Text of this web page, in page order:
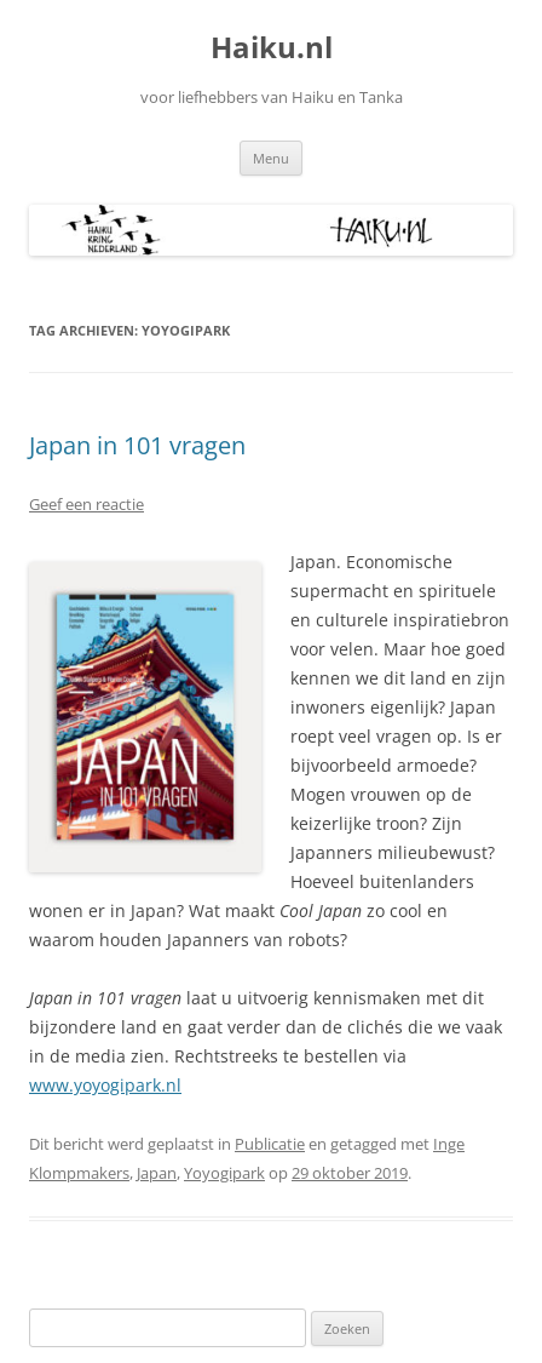
Haiku.nl
voor liefhebbers van Haiku en Tanka
Menu
TAG ARCHIEVEN: YOYOGIPARK
Japan in 101 vragen
Geef een reactie
Japan. Economische
supermacht en spirituele
en culturele inspiratiebron
voor velen. Maar hoe goed
kennen we dit land en zijn
inwoners eigenlijk? Japan
roept veel vragen op. Is er
bijvoorbeeld armoede?
Mogen vrouwen op de
keizerlijke troon? Zijn
Japanners milieubewust?
Hoeveel buitenlanders
wonen er in Japan? Wat maakt Cool Japan zo cool en
waarom houden Japanners van robots?
Japan in 101 vragen laat u uitvoerig kennismaken met dit
bijzondere land en gaat verder dan de clichés die we vaak
in de media zien. Rechtstreeks te bestellen via
www.yoyogipark.nl
Dit bericht werd geplaatst in Publicatieen getagged met Inge
Klompmakers, Japan,Yoyogiparkop29 oktober 2019.
naar: